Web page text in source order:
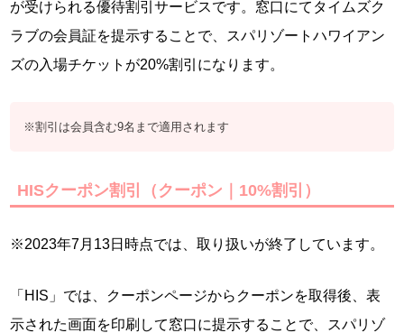
が受けられる優待割引サービスです。窓口にてタイムズク
ラブの会員証を提示することで、スパリゾートハワイアン
ズの入場チケットが20%割引になります。
※割引は会員含む9名まで適用されます
HISクーポン割引（クーポン｜10%割引）
※2023年7月13日時点では、取り扱いが終了しています。
「HIS」では、クーポンページからクーポンを取得後、表
示された画面を印刷して窓口に提示することで、スパリゾ